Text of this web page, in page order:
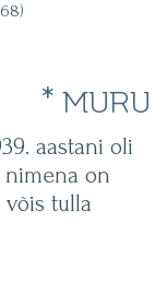
* MURU
aastani oli
nimena on
tulla